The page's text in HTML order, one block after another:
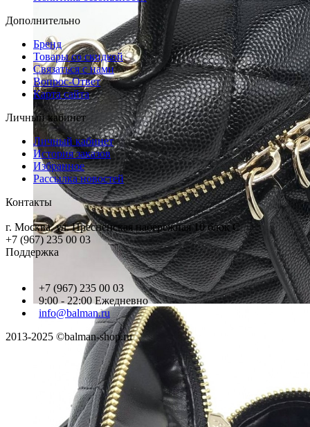
Дополнительно
Бренд
Товары со скидкой
Связаться с нами
Вопрос-Ответ
Карта сайта
Личный кабинет
Личный кабинет
История заказов
Избранное
Рассылка новостей
Контакты
г. Москва, ул. Пресненская набережная 10 блок С
+7 (967) 235 00 03
Поддержка
+7 (967) 235 00 03
9:00 - 22:00 Ежедневно
info@balman.ru
2013-2025 ©balman-shop.ru